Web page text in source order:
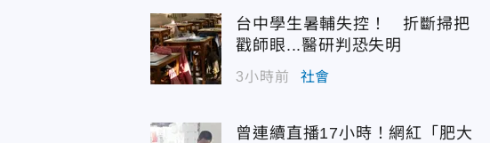
台中學生暑輔失控！ 折斷掃把
戳師眼...醫研判恐失明
3小時前 社會
曾連續直播17小時！網紅「肥大